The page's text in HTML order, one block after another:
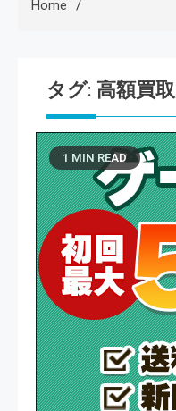
Home
タグ: 高額買取
1 MIN READ